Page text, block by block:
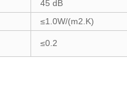
45 dB
≤1.0W/(m2.K)
≤0.2